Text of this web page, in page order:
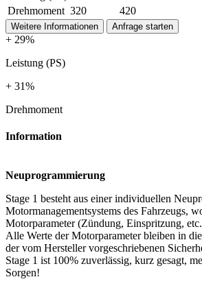
Drehmoment 320 420
Weitere Informationen Anfrage starten
+ 29%
Leistung (PS)
+ 31%
Drehmoment
Information
Neuprogrammierung
Stage 1 besteht aus einer individuellen
Motormanagementsystems des Fahrzeugs,
Motorparameter (Zündung, Einspritzung,
Alle Werte der Motorparameter bleiben in
der vom Hersteller vorgeschriebenen
Stage 1 ist 100% zuverlässig, kurz gesagt,
Sorgen!